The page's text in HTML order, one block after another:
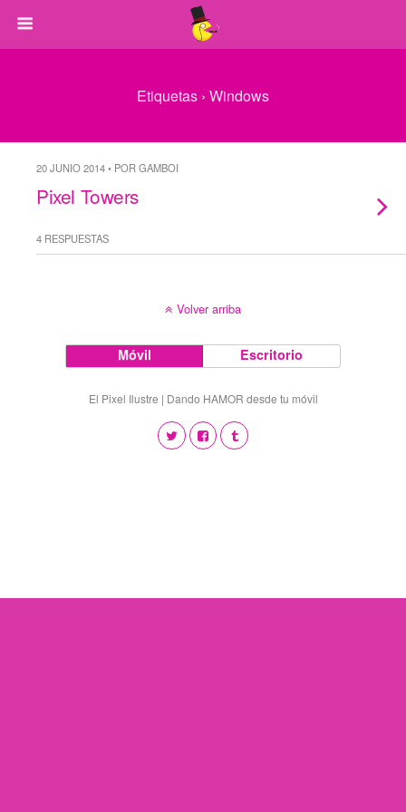
Etiquetas › Windows
20 JUNIO 2014 • POR GAMBOI
Pixel Towers
4 RESPUESTAS
Volver arriba
Móvil Escritorio
El Pixel Ilustre | Dando HAMOR desde tu móvil